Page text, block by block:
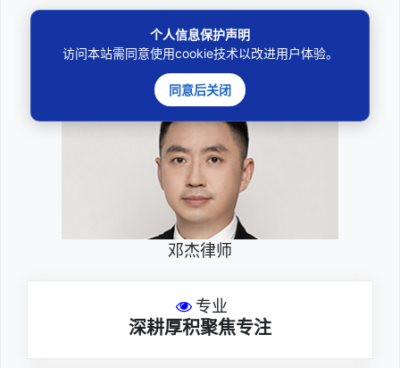
法律咨询
————受人之托、忠人之事————
邓杰律师
专业
深耕厚积聚焦专注
个人信息保护声明
访问本站需同意使用cookie技术以改进用户体验。
同意后关闭